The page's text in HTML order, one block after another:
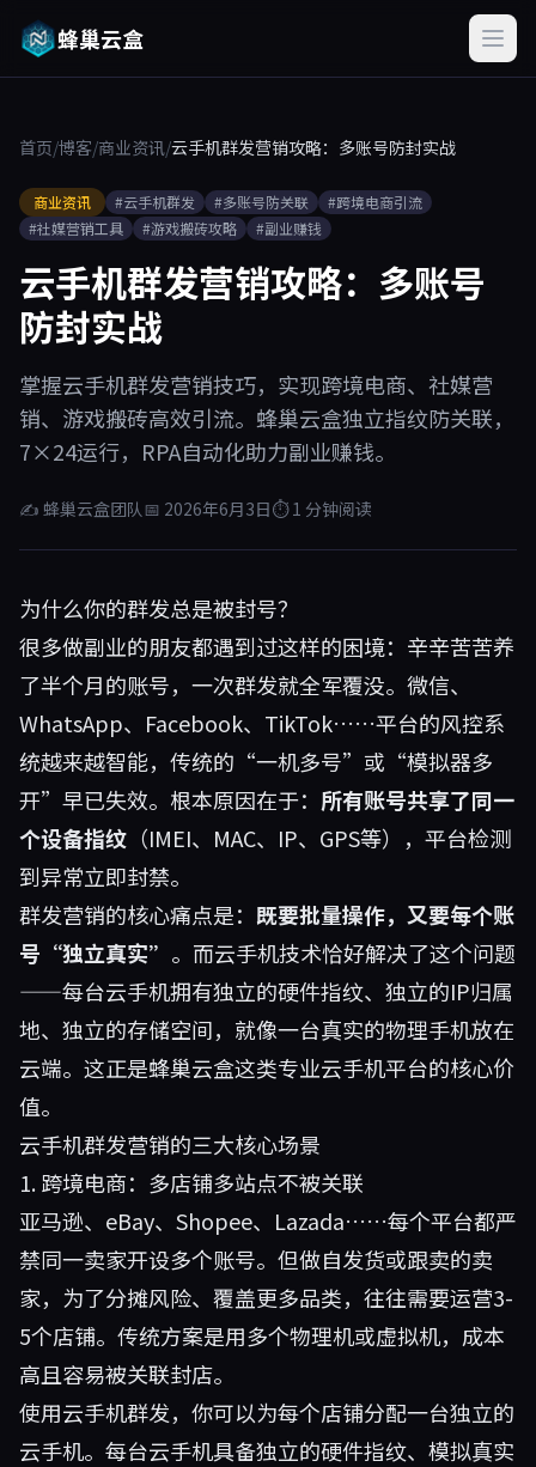
蜂巢云盒
首页/博客/商业资讯/云手机群发营销攻略：多账号防封实战
商业资讯 #云手机群发 #多账号防关联
#跨境电商引流
#社媒营销工具
#游戏搬砖攻略 #副业赚钱
云手机群发营销攻略：多账号
防封实战
掌握云手机群发营销技巧，实现跨境电商、社媒营
销、游戏搬砖高效引流。蜂巢云盒独立指纹防关联，
7×24运行，RPA自动化助力副业赚钱。
✍ 蜂巢云盒团队📅 2026年6月3日⏱ 1 分钟阅读
为什么你的群发总是被封号？
很多做副业的朋友都遇到过这样的困境：辛辛苦苦养
了半个月的账号，一次群发就全军覆没。微信、
WhatsApp、Facebook、TikTok……平台的风控系
统越来越智能，传统的“一机多号”或“模拟器多
开”早已失效。根本原因在于： 所有账号共享了同一
个设备指纹 （IMEI、MAC、IP、GPS等），平台检测
到异常立即封禁。
群发营销的核心痛点是： 既要批量操作，又要每个账
号“独立真实” 。而云手机技术恰好解决了这个问题
——每台云手机拥有独立的硬件指纹、独立的IP归属
地、独立的存储空间，就像一台真实的物理手机放在
云端。这正是蜂巢云盒这类专业云手机平台的核心价
值。
云手机群发营销的三大核心场景
1. 跨境电商：多店铺多站点不被关联
亚马逊、eBay、Shopee、Lazada……每个平台都严
禁同一卖家开设多个账号。但做自发货或跟卖的卖
家，为了分摊风险、覆盖更多品类，往往需要运营3-
5个店铺。传统方案是用多个物理机或虚拟机，成本
高且容易被关联封店。
使用云手机群发，你可以为每个店铺分配一台独立的
云手机。每台云手机具备独立的硬件指纹、模拟真实